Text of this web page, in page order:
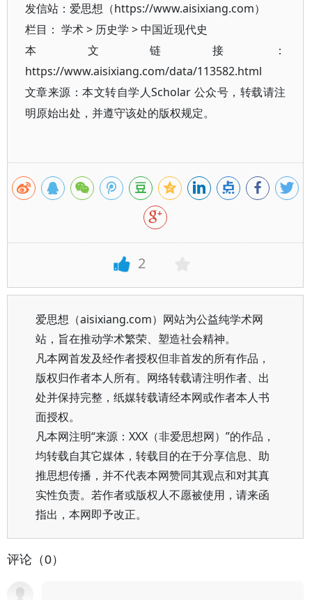
发信站：爱思想（https://www.aisixiang.com）
栏目： 学术> 历史学 >中国近现代史
本文链接：
https://www.aisixiang.com/data/113582.html
文章来源：本文转自学人Scholar 公众号，转载请注
明原始出处，并遵守该处的版权规定。
2
爱思想（aisixiang.com）网站为公益纯学术网
站，旨在推动学术繁荣、塑造社会精神。
凡本网首发及经作者授权但非首发的所有作品，
版权归作者本人所有。网络转载请注明作者、出
处并保持完整，纸媒转载请经本网或作者本人书
面授权。
凡本网注明“来源：XXX（非爱思想网）”的作品，
均转载自其它媒体，转载目的在于分享信息、助
推思想传播，并不代表本网赞同其观点和对其真
实性负责。若作者或版权人不愿被使用，请来函
指出，本网即予改正。
评论（0）